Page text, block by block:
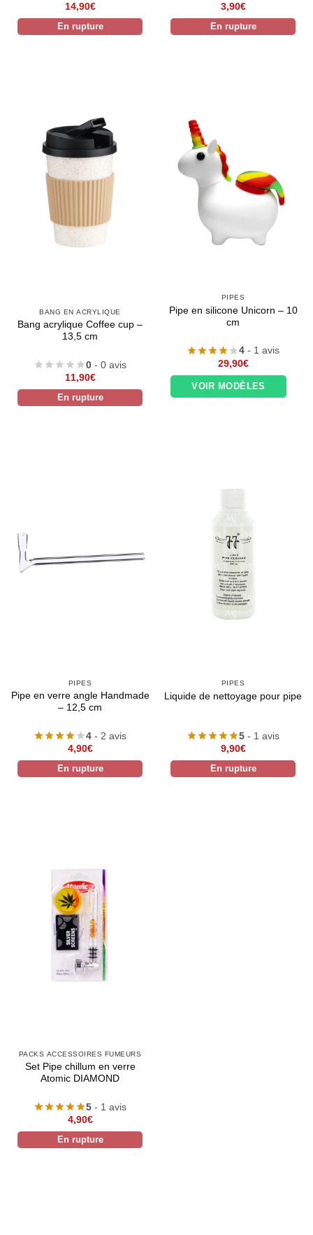
14,90€
En rupture
3,90€
En rupture
BANG EN ACRYLIQUE
Bang acrylique Coffee cup –
13,5 cm
0 - 0 avis
11,90€
En rupture
PIPES
Pipe en silicone Unicorn – 10
cm
4 - 1 avis
29,90€
VOIR MODÈLES
PIPES
Pipe en verre angle Handmade
– 12,5 cm
4 - 2 avis
4,90€
En rupture
PIPES
Liquide de nettoyage pour pipe
5 - 1 avis
9,90€
En rupture
PACKS ACCESSOIRES FUMEURS
Set Pipe chillum en verre
Atomic DIAMOND
5 - 1 avis
4,90€
En rupture